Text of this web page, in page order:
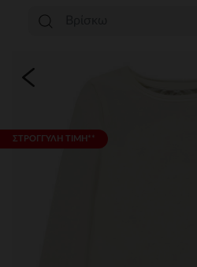
ΣΤΡΟΓΓΥΛΗ ΤΙΜΗ**